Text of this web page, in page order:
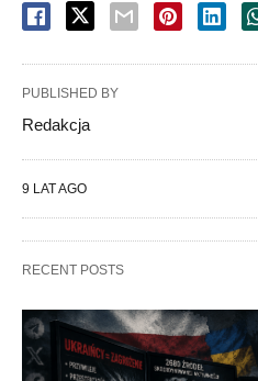
PUBLISHED BY
Redakcja
9 LAT AGO
RECENT POSTS